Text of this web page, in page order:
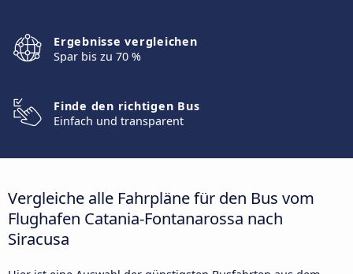
Ergebnisse vergleichen
Spar bis zu 70 %
Finde den richtigen Bus
Einfach und transparent
Vergleiche alle Fahrpläne für den Bus vom
Flughafen Catania-Fontanarossa nach
Siracusa